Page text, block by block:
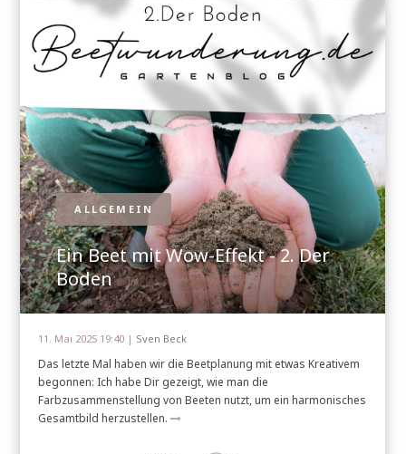
ALLGEMEIN
Ein Beet mit Wow-Effekt - 2. Der
Boden
11. Mai 2025 19:40 | Sven Beck
Das letzte Mal haben wir die Beetplanung mit etwas Kreativem
begonnen: Ich habe Dir gezeigt, wie man die
Farbzusammenstellung von Beeten nutzt, um ein harmonisches
Gesamtbild herzustellen.